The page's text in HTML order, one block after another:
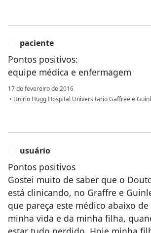
paciente
Pontos positivos:
equipe médica e enfermagem
17 de fevereiro de 2016
• Unirio Hugg Hospital Universitario Gaffree e
usuário
Pontos positivos
Gostei muito de saber que o
está clinicando, no Graffre e
que pareça este médico abaixo de
minha vida e da minha filha,